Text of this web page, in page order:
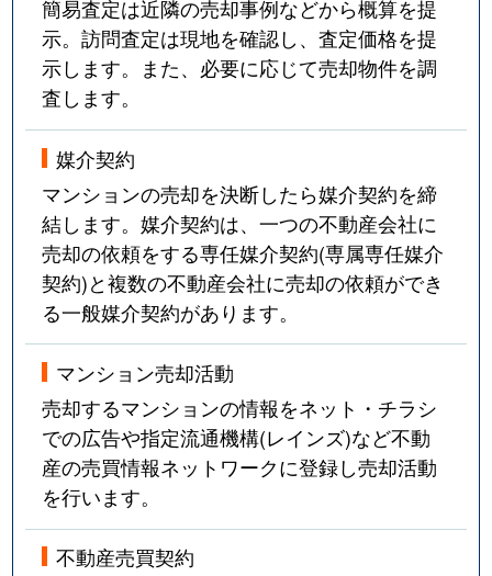
簡易査定は近隣の売却事例などから概算を提
示。訪問査定は現地を確認し、査定価格を提
示します。また、必要に応じて売却物件を調
査します。
媒介契約
マンションの売却を決断したら媒介契約を締
結します。媒介契約は、一つの不動産会社に
売却の依頼をする専任媒介契約(専属専任媒介
契約)と複数の不動産会社に売却の依頼ができ
る一般媒介契約があります。
マンション売却活動
売却するマンションの情報をネット・チラシ
での広告や指定流通機構(レインズ)など不動
産の売買情報ネットワークに登録し売却活動
を行います。
不動産売買契約